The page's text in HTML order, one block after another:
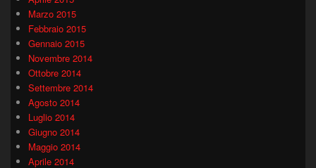
Marzo 2015
Febbraio 2015
Gennaio 2015
Novembre 2014
Ottobre 2014
Settembre 2014
Agosto 2014
Luglio 2014
Giugno 2014
Maggio 2014
Aprile 2014